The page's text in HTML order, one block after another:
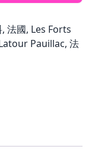
, 法國, Les Forts
Pauillac, 法